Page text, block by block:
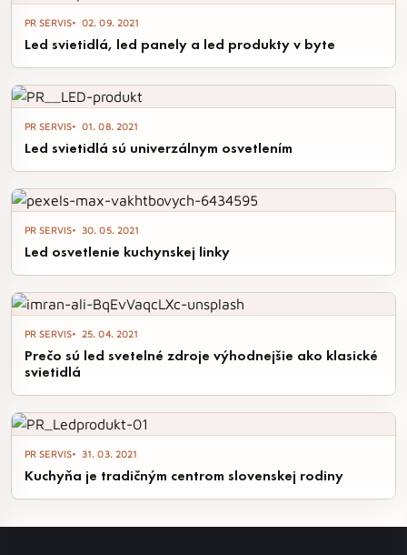
PR SERVIS 02. 09. 2021
Led svietidlá, led panely a led produkty v byte
PR SERVIS 01. 08. 2021
Led svietidlá sú univerzálnym osvetlením
PR SERVIS 30. 05. 2021
Led osvetlenie kuchynskej linky
PR SERVIS 25. 04. 2021
Prečo sú led svetelné zdroje výhodnejšie ako klasické
svietidlá
PR SERVIS 31. 03. 2021
Kuchyňa je tradičným centrom slovenskej rodiny